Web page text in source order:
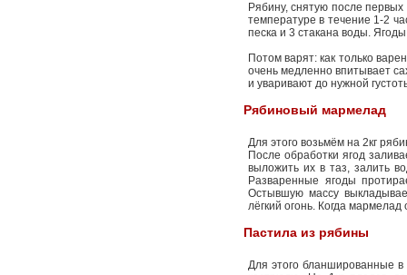
Рябину, снятую после первых
температуре в течение 1-2
песка и 3 стакана воды.
Потом варят: как только
очень медленно впитывает
и уваривают до нужной
Рябиновый мармелад
Для этого возьмём на 2кг
После обработки ягод
выложить их в таз, залить
Разваренные ягоды
Остывшую массу
лёгкий огонь. Когда
Пастила из рябины
Для этого бланшированные